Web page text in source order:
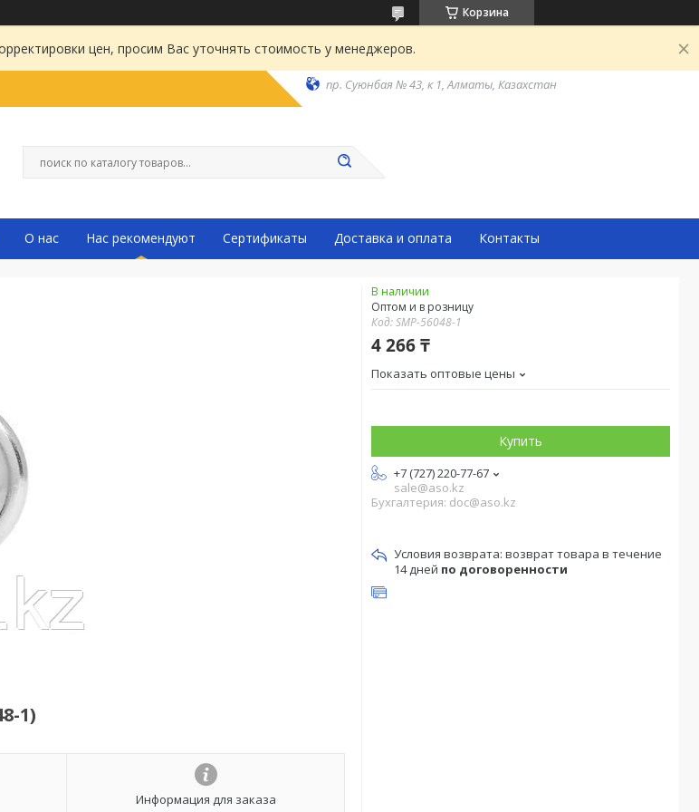
Корзина
цен, просим Вас уточнять стоимость у менеджеров.
пр. Суюнбая № 43, к 1, Алматы, Казахстан
О нас Нас рекомендуют Сертификаты Доставка и оплата Контакты
1)
Информация для заказа
В наличии
Оптом и в розницу
Код:SMP-56048-1
4 266 ₸
Показать оптовые цены
Купить
+7 (727) 220-77-67
sale@aso.kz
Бухгалтерия: doc@aso.kz
возврат товара в течение
14 дней по договоренности